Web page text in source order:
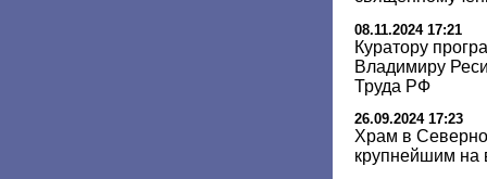
08.11.2024 17:21
Куратору
Владимиру
Труда РФ
26.09.2024 17:23
Храм в
крупнейшим на